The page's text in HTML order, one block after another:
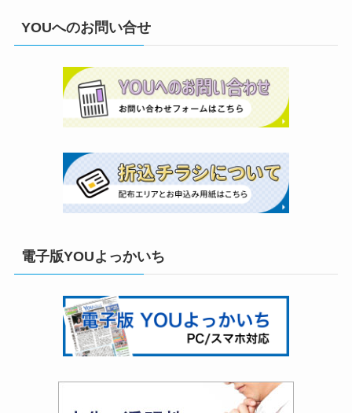
YOUへのお問い合せ
電子版YOUよっかいち